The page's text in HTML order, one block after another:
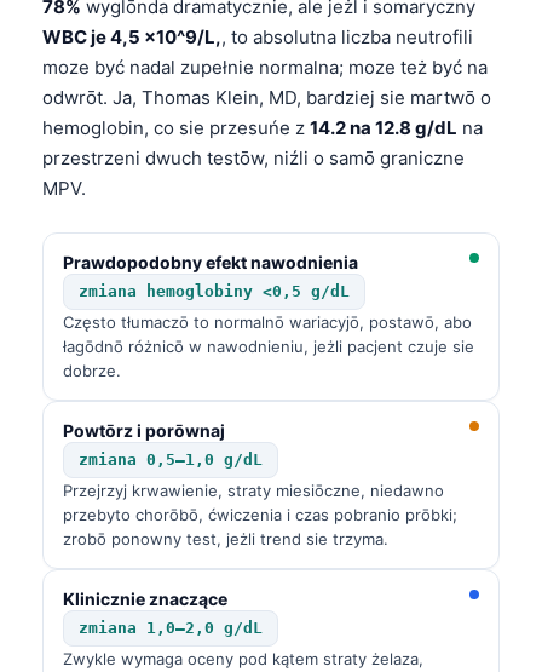
78% wyglōnda dramatycznie, ale jeżl i somaryczny
WBC je 4,5 ×10^9/L,, to absolutna liczba neutrofili
moze być nadal zupełnie normalna; moze też być na
odwrōt. Ja, Thomas Klein, MD, bardziej sie martwō o
hemoglobin, co sie przesuńe z 14.2 na 12.8 g/dL na
przestrzeni dwuch testōw, niźli o samō graniczne
MPV.
Prawdopodobny efekt nawodnienia
zmiana hemoglobiny <0,5 g/dL
Często tłumaczō to normalnō wariacyjō, postawō, abo
łagōdnō różnicō w nawodnieniu, jeżli pacjent czuje sie
dobrze.
Powtōrz i porōwnaj
zmiana 0,5–1,0 g/dL
Przejrzyj krwawienie, straty miesiōczne, niedawno
przebyto chorōbō, ćwiczenia i czas pobranio prōbki;
zrobō ponowny test, jeżli trend sie trzyma.
Klinicznie znaczące
zmiana 1,0–2,0 g/dL
Zwykle wymaga oceny pod kątem straty żelaza,